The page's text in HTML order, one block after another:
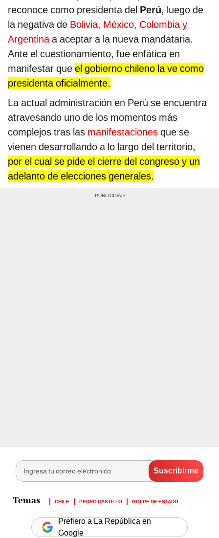
reconoce como presidenta del Perú, luego de
la negativa de Bolivia, México, Colombia y
Argentina a aceptar a la nueva mandataria.
Ante el cuestionamiento, fue enfática en
manifestar que el gobierno chileno la ve como
presidenta oficialmente.
La actual administración en Perú se encuentra
atravesando uno de los momentos más
complejos tras las manifestaciones que se
vienen desarrollando a lo largo del territorio,
por el cual se pide el cierre del congreso y un
adelanto de elecciones generales.
CHILE PEDRO CASTILLO GOLPE DE ESTADO
Prefiero a La República en
Google